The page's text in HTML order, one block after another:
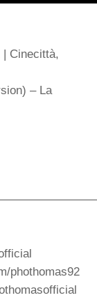
| Cinecittà,
– La
phothomas92